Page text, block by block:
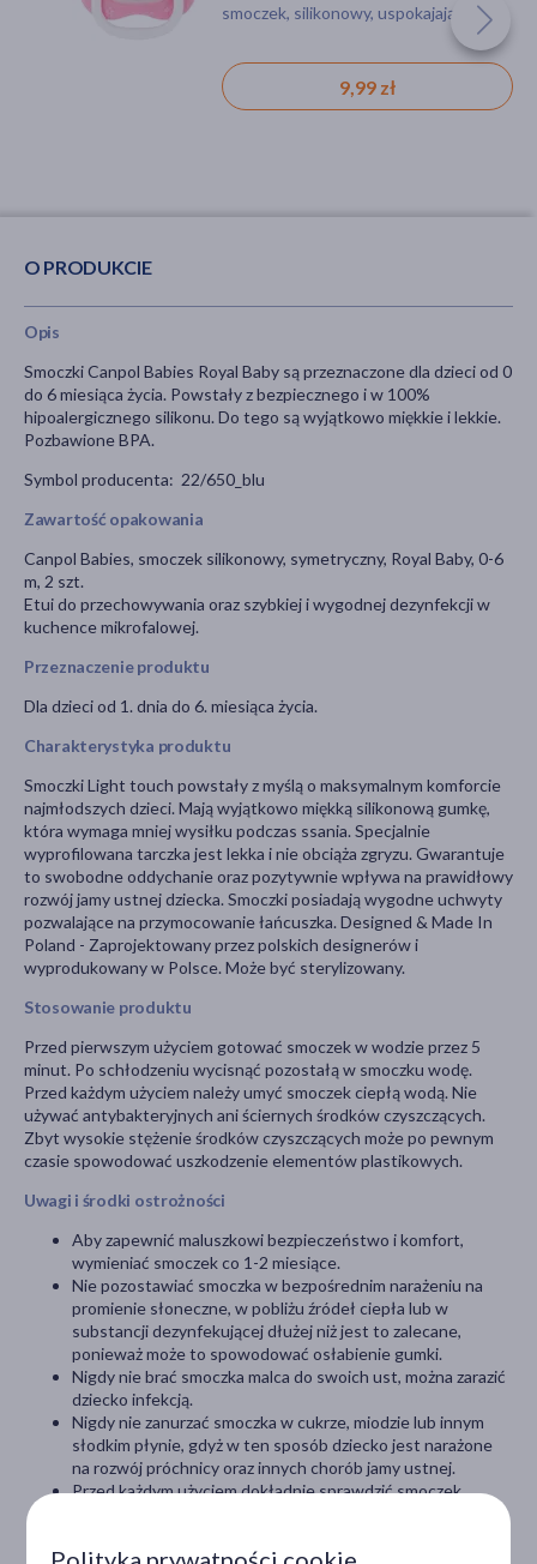
środki higieniczne
6,39 zł
m+, 1 szt.
smoczek, silikonowy, uspokajający
9,99 zł
O PRODUKCIE
Opis
Smoczki Canpol Babies Royal Baby są przeznaczone dla dzieci od 0
do 6 miesiąca życia. Powstały z bezpiecznego i w 100%
hipoalergicznego silikonu. Do tego są wyjątkowo miękkie i lekkie.
Pozbawione BPA.
Symbol producenta: 22/650_blu
Zawartość opakowania
Canpol Babies, smoczek silikonowy, symetryczny, Royal Baby, 0-6
m, 2 szt.
Etui do przechowywania oraz szybkiej i wygodnej dezynfekcji w
kuchence mikrofalowej.
Przeznaczenie produktu
Dla dzieci od 1. dnia do 6. miesiąca życia.
Charakterystyka produktu
Smoczki Light touch powstały z myślą o maksymalnym komforcie
najmłodszych dzieci. Mają wyjątkowo miękką silikonową gumkę,
która wymaga mniej wysiłku podczas ssania. Specjalnie
wyprofilowana tarczka jest lekka i nie obciąża zgryzu. Gwarantuje
to swobodne oddychanie oraz pozytywnie wpływa na prawidłowy
rozwój jamy ustnej dziecka. Smoczki posiadają wygodne uchwyty
pozwalające na przymocowanie łańcuszka. Designed & Made In
Poland - Zaprojektowany przez polskich designerów i
wyprodukowany w Polsce. Może być sterylizowany.
Stosowanie produktu
Przed pierwszym użyciem gotować smoczek w wodzie przez 5
minut. Po schłodzeniu wycisnąć pozostałą w smoczku wodę.
Przed każdym użyciem należy umyć smoczek ciepłą wodą. Nie
używać antybakteryjnych ani ściernych środków czyszczących.
Zbyt wysokie stężenie środków czyszczących może po pewnym
czasie spowodować uszkodzenie elementów plastikowych.
Uwagi i środki ostrożności
Aby zapewnić maluszkowi bezpieczeństwo i komfort,
wymieniać smoczek co 1-2 miesiące.
Nie pozostawiać smoczka w bezpośrednim narażeniu na
promienie słoneczne, w pobliżu źródeł ciepła lub w
substancji dezynfekującej dłużej niż jest to zalecane,
ponieważ może to spowodować osłabienie gumki.
Nigdy nie brać smoczka malca do swoich ust, można zarazić
dziecko infekcją.
Nigdy nie zanurzać smoczka w cukrze, miodzie lub innym
słodkim płynie, gdyż w ten sposób dziecko jest narażone
na rozwój próchnicy oraz innych chorób jamy ustnej.
Przed każdym użyciem dokładnie sprawdzić smoczek.
Smoczek z popękaną lub matową gumką wymienić na nowy,